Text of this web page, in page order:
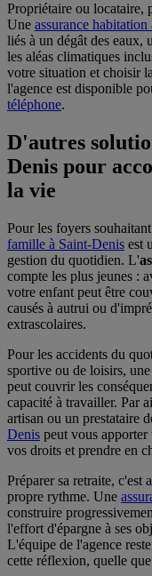
Propriétaire ou locataire,
Une assurance
liés à un dégât des eaux,
les aléas climatiques
votre situation et choisir
l'agence est disponible
téléphone.
D'autres
Denis pour
la vie
Pour les foyers
famille à Saint-Denis est
gestion du quotidien. L'
compte les plus jeunes :
votre enfant peut être
causés à autrui ou
extrascolaires.
Pour les accidents du
sportive ou de loisirs, une
peut couvrir les
capacité à travailler. Par
artisan ou un prestataire
Denis peut vous
vos droits et prendre en
Préparer sa retraite, c'est
propre rythme. Une
construire
l'effort d'épargne à ses
L'équipe de l'agence
cette réflexion, quelle